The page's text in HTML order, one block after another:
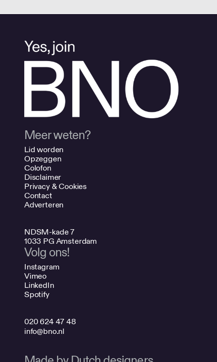
Meer weten?
Lid worden
Opzeggen
Colofon
Disclaimer
Privacy & Cookies
Contact
Adverteren
NDSM-kade 7
1033 PG Amsterdam
Volg ons!
Instagram
Vimeo
LinkedIn
Spotify
020 624 47 48
info@bno.nl